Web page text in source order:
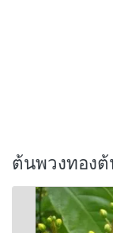
ต้นพวงทอง